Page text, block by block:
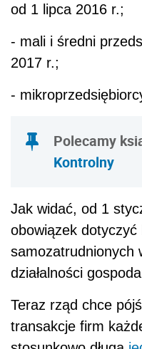
od 1 lipca 2016 r.;
- mali i średni
2017 r.;
-
Polecamy
Kontrolny
Jak widać, od 1
obowiązek dotyczyć
samozatrudnionych
działalności
Teraz rząd chce
transakcje firm